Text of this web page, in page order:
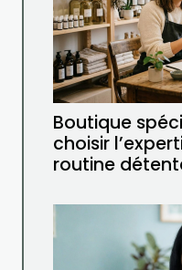
Boutique
choisir
routine